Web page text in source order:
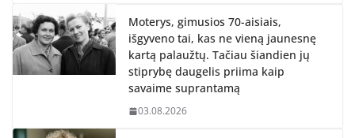
Moterys, gimusios 70-aisiais,
išgyveno tai, kas ne vieną jaunesnę
kartą palaužtų. Tačiau šiandien jų
stiprybę daugelis priima kaip
savaime suprantamą
03.08.2026